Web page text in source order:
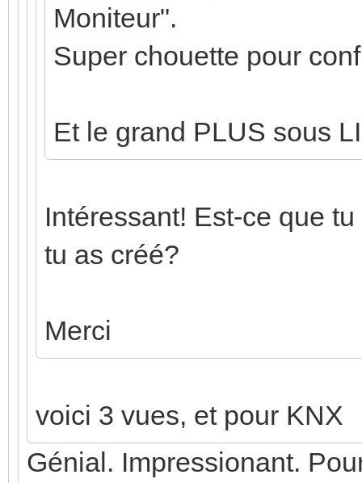
Moniteur".
Super chouette pour
Et le grand PLUS sous
Intéressant! Est-ce que
tu as créé?
Merci
voici 3 vues, et pour KNX
Génial. Impressionant.